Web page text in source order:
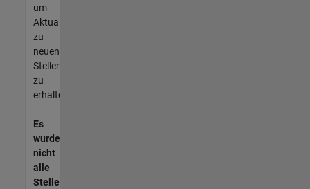
um
Aktualisierungen
zu
neuen
Stellenangeboten
zu
erhalten.
Es
wurden
nicht
alle
Stellen